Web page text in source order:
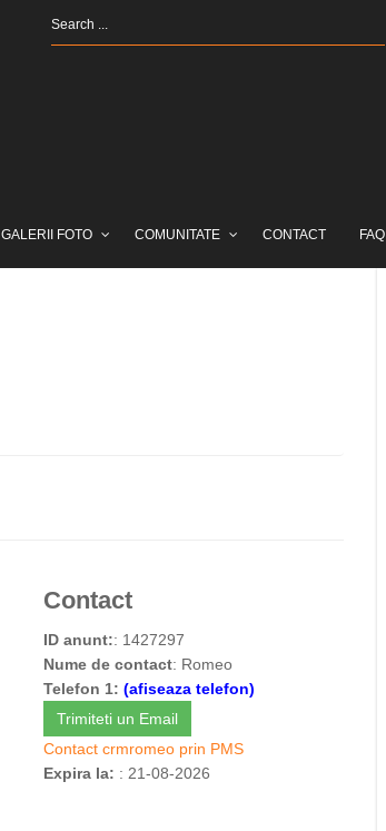
GALERII FOTO COMUNITATE CONTACT FAQ
Contact
ID anunt:: 1427297
Nume de contact: Romeo
Telefon 1: (afiseaza telefon)
Trimiteti un Email
Contact crmromeo prin PMS
Expira la: : 21-08-2026